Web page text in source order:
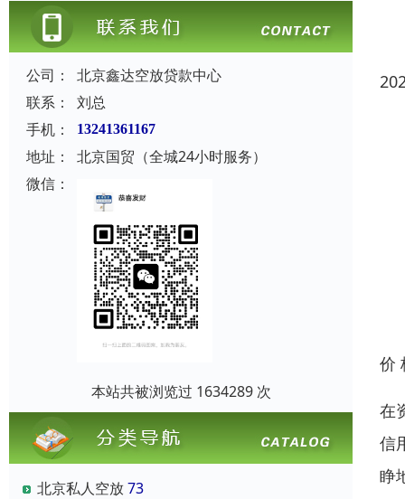
公司：
北京鑫达空放贷款中心
联系：
刘总
手机：
13241361167
地址：
北京国贸（全城24小时服务）
微信：
本站共被浏览过 1634289 次
北京私人空放73
价
在
信
睁